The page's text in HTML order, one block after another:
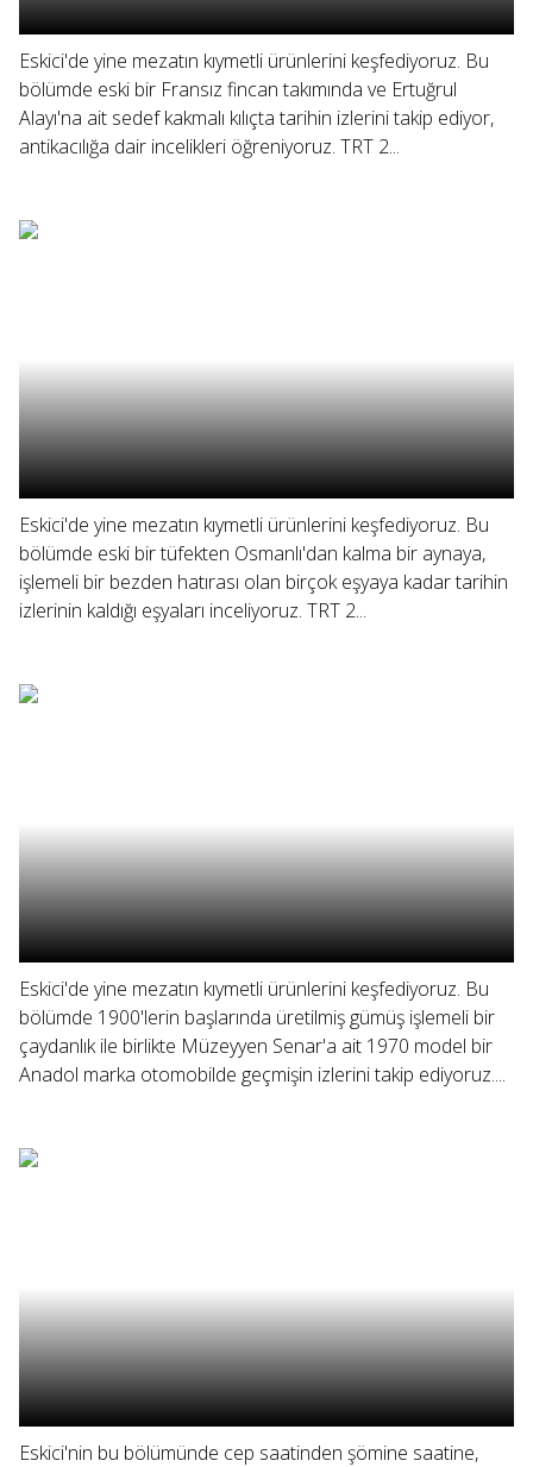
Eskici'de yine mezatın kıymetli ürünlerini keşfediyoruz. Bu
bölümde eski bir Fransız fincan takımında ve Ertuğrul
Alayı'na ait sedef kakmalı kılıçta tarihin izlerini takip ediyor,
antikacılığa dair incelikleri öğreniyoruz. TRT 2...
Eskici'de yine mezatın kıymetli ürünlerini keşfediyoruz. Bu
bölümde eski bir tüfekten Osmanlı'dan kalma bir aynaya,
işlemeli bir bezden hatırası olan birçok eşyaya kadar tarihin
izlerinin kaldığı eşyaları inceliyoruz. TRT 2...
Eskici'de yine mezatın kıymetli ürünlerini keşfediyoruz. Bu
bölümde 1900'lerin başlarında üretilmiş gümüş işlemeli bir
çaydanlık ile birlikte Müzeyyen Senar'a ait 1970 model bir
Anadol marka otomobilde geçmişin izlerini takip ediyoruz....
Eskici'nin bu bölümünde cep saatinden şömine saatine,